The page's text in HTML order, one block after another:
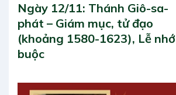
Ngày 12/11: Thánh Giô-sa-
phát – Giám mục, tử đạo
(khoảng 1580-1623), Lễ nhớ
buộc